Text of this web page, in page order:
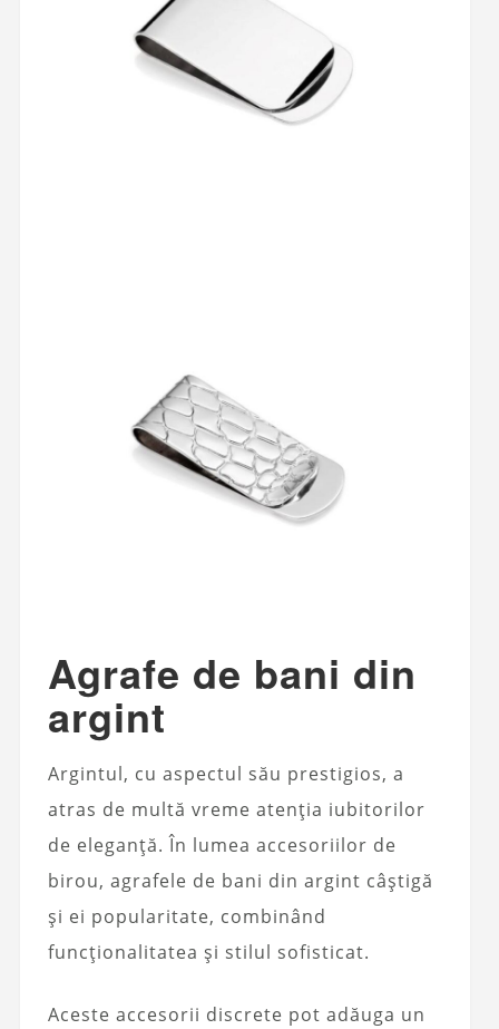
Agrafe de bani din
argint
Argintul, cu aspectul său prestigios, a
atras de multă vreme atenția iubitorilor
de eleganță. În lumea accesoriilor de
birou, agrafele de bani din argint câștigă
și ei popularitate, combinând
funcționalitatea și stilul sofisticat.
Aceste accesorii discrete pot adăuga un